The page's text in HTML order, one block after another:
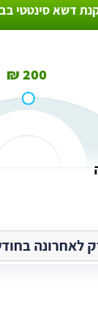
דשא סינטטי
200 ₪
בחודש